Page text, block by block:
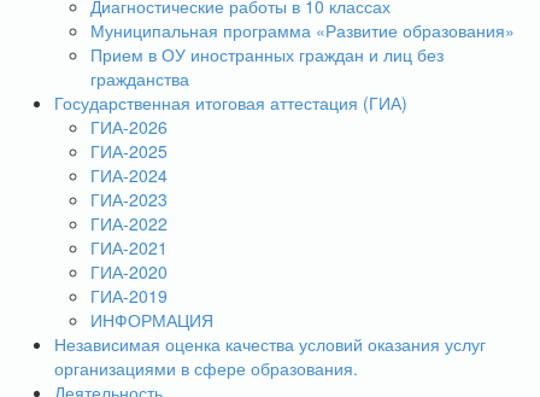
Диагностические работы в 10 классах
Муниципальная программа «Развитие образования»
Прием в ОУ иностранных граждан и лиц без
гражданства
Государственная итоговая аттестация (ГИА)
ГИА-2026
ГИА-2025
ГИА-2024
ГИА-2023
ГИА-2022
ГИА-2021
ГИА-2020
ГИА-2019
ИНФОРМАЦИЯ
Независимая оценка качества условий оказания услуг
организациями в сфере образования.
Деятельность